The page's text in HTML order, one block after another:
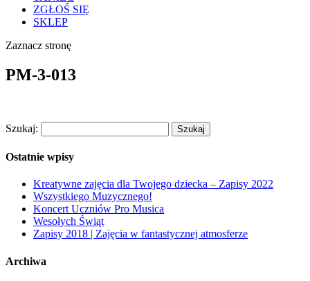
ZGŁOŚ SIĘ
SKLEP
Zaznacz stronę
PM-3-013
Szukaj:
Ostatnie wpisy
Kreatywne zajęcia dla Twojego dziecka – Zapisy 2022
Wszystkiego Muzycznego!
Koncert Uczniów Pro Musica
Wesołych Świąt
Zapisy 2018 | Zajęcia w fantastycznej atmosferze
Archiwa